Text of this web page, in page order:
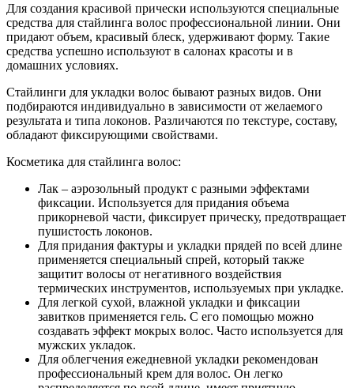
Для создания красивой прически используются специальные
средства для стайлинга волос профессиональной линии. Они
придают объем, красивый блеск, удерживают форму. Такие
средства успешно используют в салонах красоты и в
домашних условиях.
Стайлинги для укладки волос бывают разных видов. Они
подбираются индивидуально в зависимости от желаемого
результата и типа локонов. Различаются по текстуре, составу,
обладают фиксирующими свойствами.
Косметика для стайлинга волос:
Лак – аэрозольный продукт с разными эффектами
фиксации. Используется для придания объема
прикорневой части, фиксирует прическу, предотвращает
пушистость локонов.
Для придания фактуры и укладки прядей по всей длине
применяется специальный спрей, который также
защитит волосы от негативного воздействия
термических инструментов, используемых при укладке.
Для легкой сухой, влажной укладки и фиксации
завитков применяется гель. С его помощью можно
создавать эффект мокрых волос. Часто используется для
мужских укладок.
Для облегчения ежедневной укладки рекомендован
профессиональный крем для волос. Он легко